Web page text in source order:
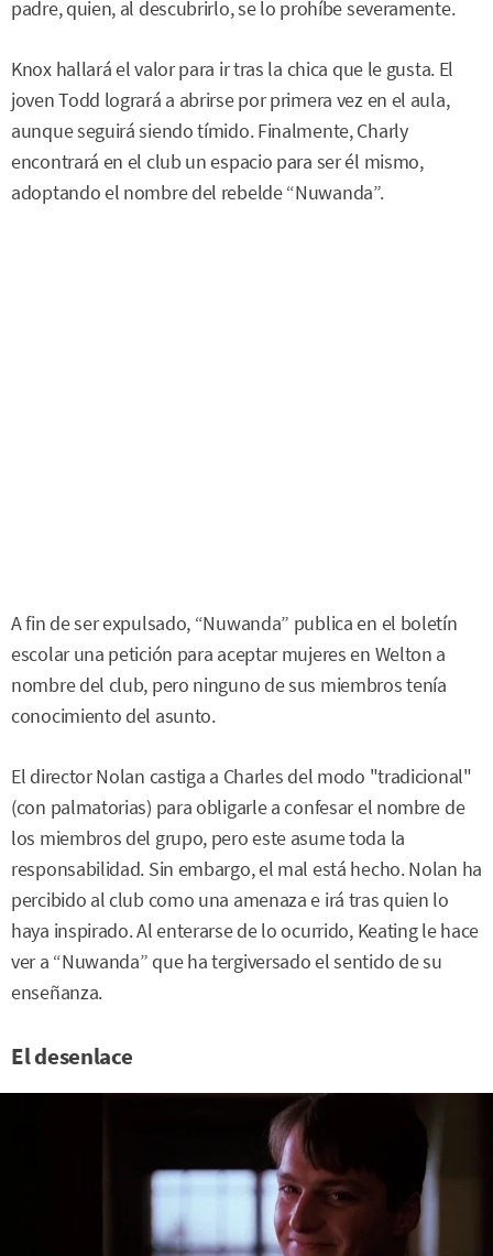
padre, quien, al descubrirlo, se lo prohíbe severamente.
Knox hallará el valor para ir tras la chica que le gusta. El
joven Todd logrará a abrirse por primera vez en el aula,
aunque seguirá siendo tímido. Finalmente, Charly
encontrará en el club un espacio para ser él mismo,
adoptando el nombre del rebelde “Nuwanda”.
A fin de ser expulsado, “Nuwanda” publica en el boletín
escolar una petición para aceptar mujeres en Welton a
nombre del club, pero ninguno de sus miembros tenía
conocimiento del asunto.
El director Nolan castiga a Charles del modo "tradicional"
(con palmatorias) para obligarle a confesar el nombre de
los miembros del grupo, pero este asume toda la
responsabilidad. Sin embargo, el mal está hecho. Nolan ha
percibido al club como una amenaza e irá tras quien lo
haya inspirado. Al enterarse de lo ocurrido, Keating le hace
ver a “Nuwanda” que ha tergiversado el sentido de su
enseñanza.
El desenlace